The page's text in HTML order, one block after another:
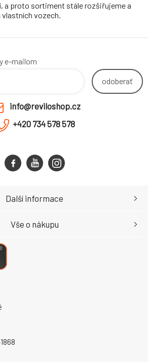
a proto sortiment stále rozšiřujeme a
vozech.
e-mailom
odoberať
info@reviloshop.cz
+420 734 578 578
Další informace
Vše o nákupu